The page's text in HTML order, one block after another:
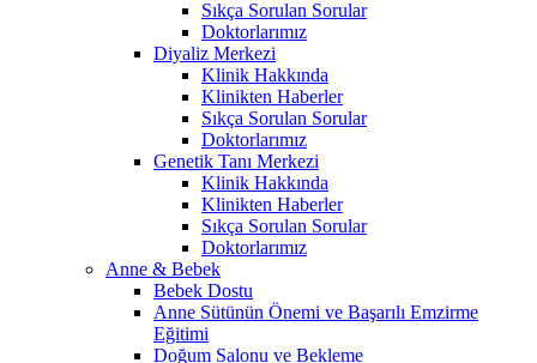
Sıkça Sorulan Sorular
Doktorlarımız
Diyaliz Merkezi
Klinik Hakkında
Klinikten Haberler
Sıkça Sorulan Sorular
Doktorlarımız
Genetik Tanı Merkezi
Klinik Hakkında
Klinikten Haberler
Sıkça Sorulan Sorular
Doktorlarımız
Anne & Bebek
Bebek Dostu
Anne Sütünün Önemi ve Başarılı Emzirme
Eğitimi
Doğum Salonu ve Bekleme